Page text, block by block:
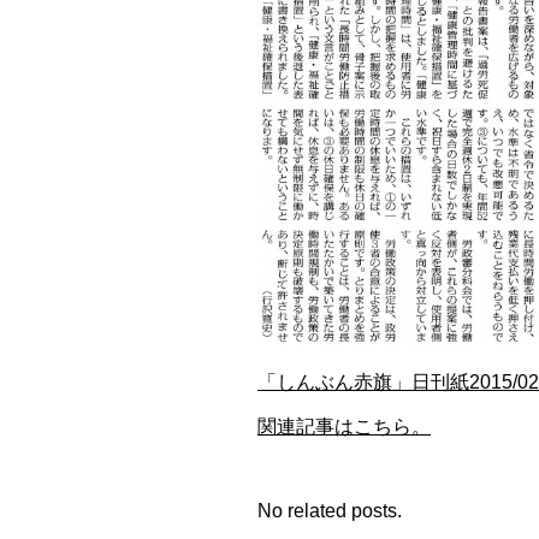
「しんぶん赤旗」日刊紙2015/
関連記事はこちら。
No related posts.